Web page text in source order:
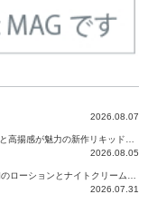
2026.08.07
2026.08.05
2026.07.31